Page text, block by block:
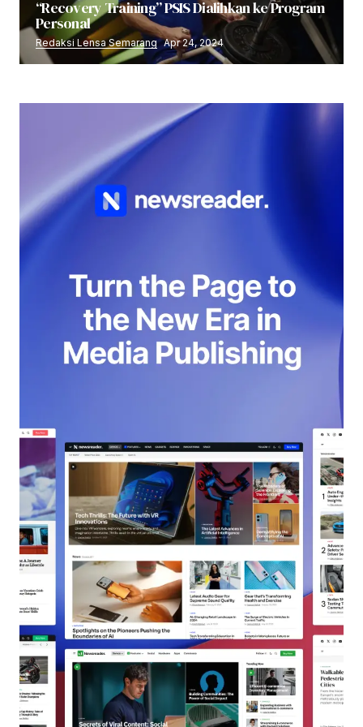
“Recovery Training” PSIS Dialihkan ke Program
Personal
Redaksi Lensa Semarang Apr 24, 2024